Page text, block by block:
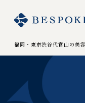
福岡・東京渋谷代官山の美